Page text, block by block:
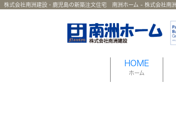
株式会社南洲建設・鹿児島の新築注文住宅 南洲ホーム - 株式会社南
HOME
ホーム